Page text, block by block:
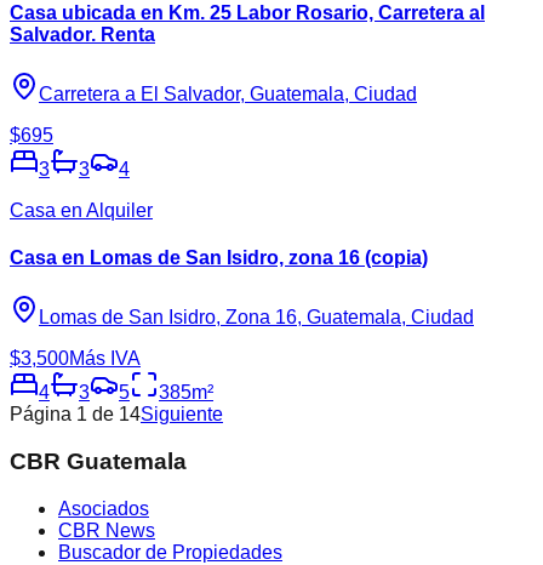
Casa ubicada en Km. 25 Labor Rosario, Carretera al
Salvador. Renta
Carretera a El Salvador, Guatemala, Ciudad
$695
3
3
4
Casa en Alquiler
Casa en Lomas de San Isidro, zona 16 (copia)
Lomas de San Isidro, Zona 16, Guatemala, Ciudad
$3,500Más IVA
4
3 5 385m²
Página 1 de 14Siguiente
CBR Guatemala
Asociados
CBR News
Buscador de Propiedades